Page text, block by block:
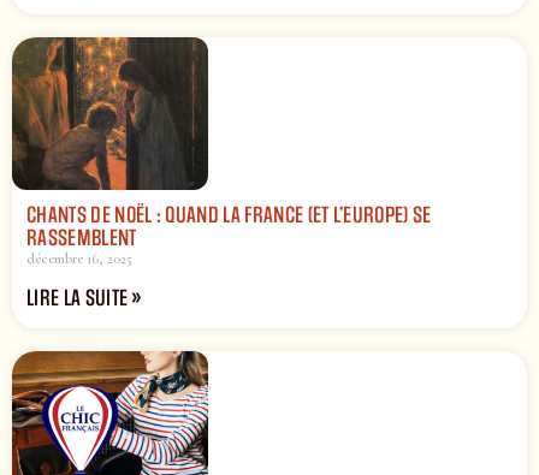
CHANTS DE NOËL : QUAND LA FRANCE (ET L’EUROPE) SE
RASSEMBLENT
décembre 16, 2025
LIRE LA SUITE »